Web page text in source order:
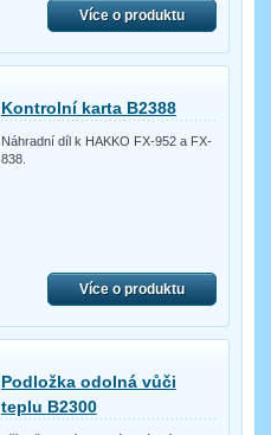
Více o produktu
Kontrolní karta B2388
Náhradní díl k HAKKO FX-952 a FX-
838.
Více o produktu
Podložka odolná vůči
teplu B2300